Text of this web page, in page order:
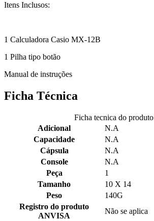
Itens Inclusos:
1 Calculadora Casio MX-12B
1 Pilha tipo botão
Manual de instruções
Ficha Técnica
Ficha tecnica do produto
Adicional
N.A
Capacidade
N.A
Cápsula
N.A
Console
N.A
Peça
1
Tamanho
10 X 14
Peso
140G
Registro do produto
ANVISA
Não se aplica